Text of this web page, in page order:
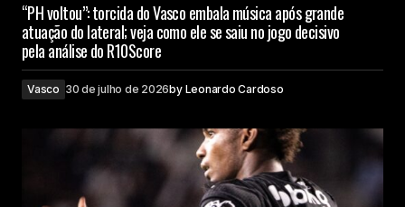
“PH voltou”: torcida do Vasco embala música após grande
atuação do lateral; veja como ele se saiu no jogo decisivo
pela análise do R10Score
Vasco 30 de julho de 2026by Leonardo Cardoso